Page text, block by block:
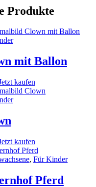
Produkte
mit Ballon
kaufen
kaufen
, Für Kinder
Pferd